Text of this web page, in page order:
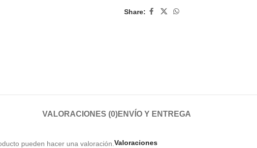
Share:
VALORACIONES (0)ENVÍO Y ENTREGA
Valoraciones
pueden hacer una valoración.